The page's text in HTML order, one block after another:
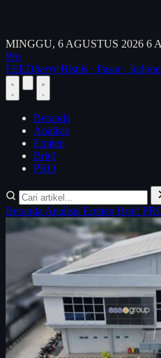
MINGGU, 6 AGUSTUS 2026 6
Pro
FEEDberry Bisnis · Pasar ·
Beranda
Analisis
Emiten
Brief
PRO
Beranda Analisis Emiten Brief